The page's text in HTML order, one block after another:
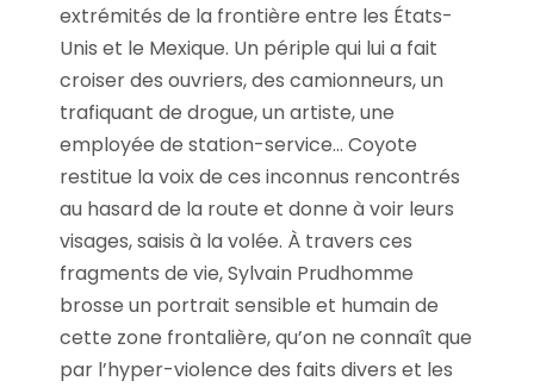
extrémités de la frontière entre les États-
Unis et le Mexique. Un périple qui lui a fait
croiser des ouvriers, des camionneurs, un
trafiquant de drogue, un artiste, une
employée de station-service… Coyote
restitue la voix de ces inconnus rencontrés
au hasard de la route et donne à voir leurs
visages, saisis à la volée. À travers ces
fragments de vie, Sylvain Prudhomme
brosse un portrait sensible et humain de
cette zone frontalière, qu’on ne connaît que
par l’hyper-violence des faits divers et les